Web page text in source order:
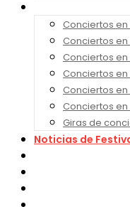
Conciertos en
Conciertos
Conciertos en
Conciertos
Conciertos en
Conciertos
Giras de
Noticias de